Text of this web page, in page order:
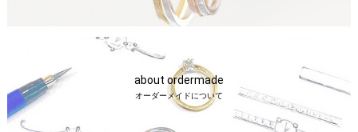
about ordermade
オーダーメイドについて